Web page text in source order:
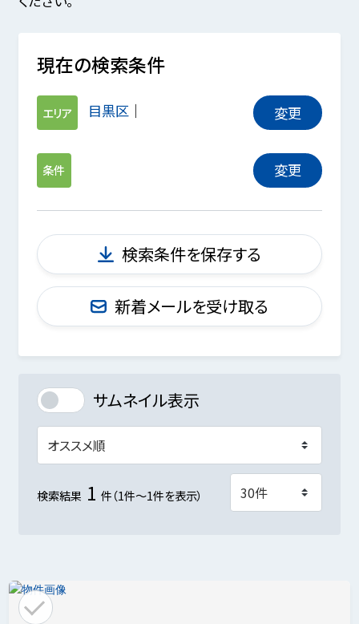
現在の検索条件
エリア 目黒区 変更
条件 変更
検索条件を保存する
新着メールを受け取る
サムネイル表示
検索結果 1 件（1件～1件を表示）